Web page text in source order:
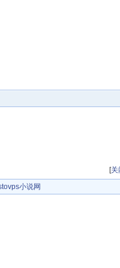
[关
小说网